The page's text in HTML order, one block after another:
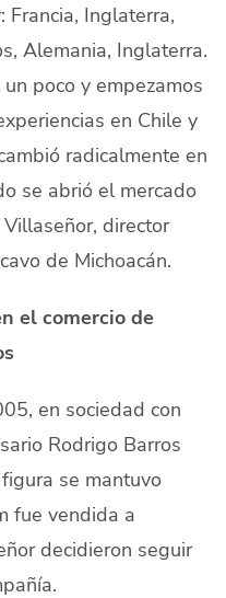
Francia, Inglaterra,
Alemania, Inglaterra.
poco y empezamos
en Chile y
radicalmente en
se abrió el mercado
director
de Michoacán.
el comercio de
en sociedad con
Rodrigo Barros
se mantuvo
fue vendida a
decidieron seguir